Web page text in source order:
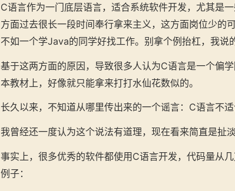
C语言作为一门底层语言，适合系统软件开发，尤其是
方面过去很长一段时间奉行拿来主义，这方面岗位少的
不如一个学Java的同学好找工作。别拿个例抬杠，我说
基于这两方面的原因，导致很多人认为C语言是一个偏
本教材上，好像就只能拿来打打水仙花数似的。
长久以来，不知道从哪里传出来的一个谣言：C语言不
我曾经还一度认为这个说法有道理，现在看来简直是扯淡
事实上，很多优秀的软件都使用C语言开发，代码量从
例子：